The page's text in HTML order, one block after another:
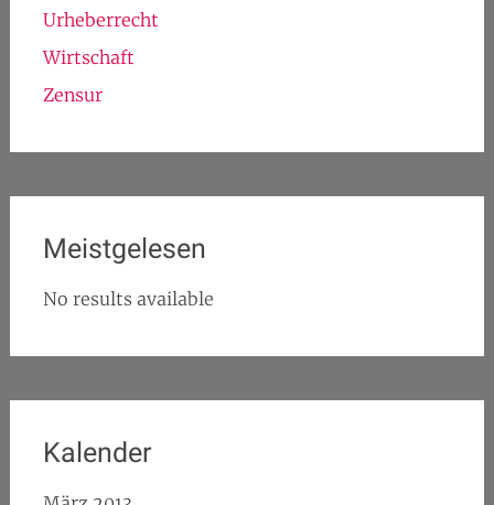
Urheberrecht
Wirtschaft
Zensur
Meistgelesen
No results available
Kalender